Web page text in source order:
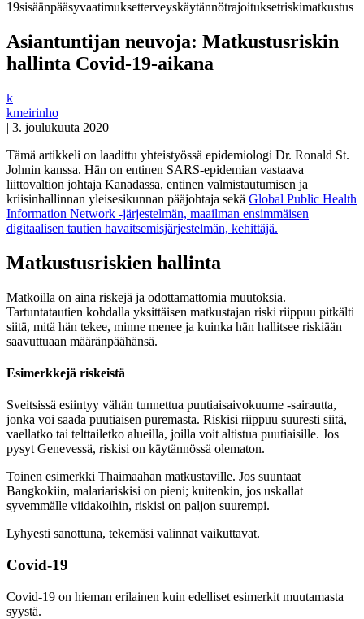
19sisäänpääsyvaatimuksetterveyskäytännötrajoituksetriskimatkustus
Asiantuntijan neuvoja: Matkustusriskin
hallinta Covid-19-aikana
k
kmeirinho
| 3. joulukuuta 2020
Tämä artikkeli on laadittu yhteistyössä epidemiologi Dr. Ronald St.
Johnin kanssa. Hän on entinen SARS-epidemian vastaava
liittovaltion johtaja Kanadassa, entinen valmistautumisen ja
kriisinhallinnan yleisesikunnan pääjohtaja sekä Global Public Health
Information Network -järjestelmän, maailman ensimmäisen
digitaalisen tautien havaitsemisjärjestelmän, kehittäjä.
Matkustusriskien hallinta
Matkoilla on aina riskejä ja odottamattomia muutoksia.
Tartuntatautien kohdalla yksittäisen matkustajan riski riippuu pitkälti
siitä, mitä hän tekee, minne menee ja kuinka hän hallitsee riskiään
saavuttuaan määränpäähänsä.
Esimerkkejä riskeistä
Sveitsissä esiintyy vähän tunnettua puutiaisaivokuume -sairautta,
jonka voi saada puutiaisen puremasta. Riskisi riippuu suuresti siitä,
vaellatko tai telttailetko alueilla, joilla voit altistua puutiaisille. Jos
pysyt Genevessä, riskisi on käytännössä olematon.
Toinen esimerkki Thaimaahan matkustaville. Jos suuntaat
Bangkokiin, malariariskisi on pieni; kuitenkin, jos uskallat
syvemmälle viidakoihin, riskisi on paljon suurempi.
Lyhyesti sanottuna, tekemäsi valinnat vaikuttavat.
Covid-19
Covid-19 on hieman erilainen kuin edelliset esimerkit muutamasta
syystä.